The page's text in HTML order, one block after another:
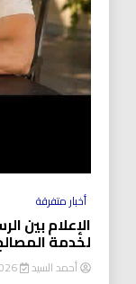
أخبار متفرقة
الإعلام بين
لخدمة
أحمد السيد 2026-07-30